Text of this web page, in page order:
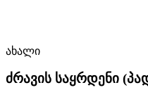
ახალი
ძრავის საყრდენი